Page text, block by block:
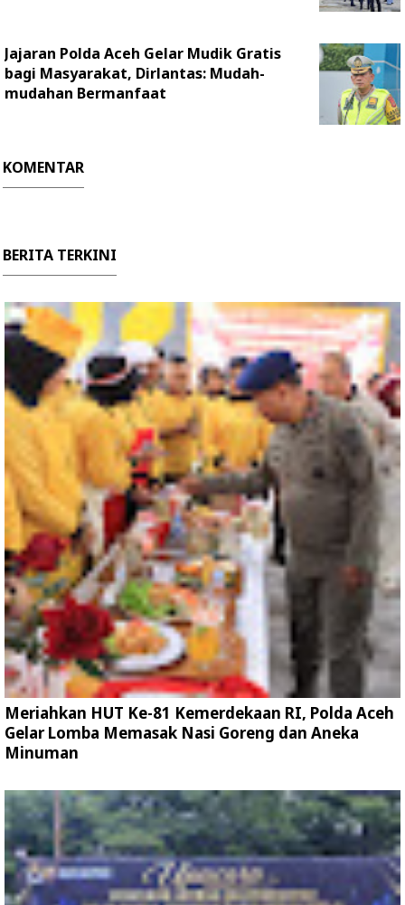
Jajaran Polda Aceh Gelar Mudik Gratis
bagi Masyarakat, Dirlantas: Mudah-
mudahan Bermanfaat
KOMENTAR
BERITA TERKINI
Meriahkan HUT Ke-81 Kemerdekaan RI, Polda Aceh
Gelar Lomba Memasak Nasi Goreng dan Aneka
Minuman